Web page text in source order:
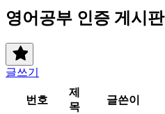
영어공부 인증 게시판
글쓰기
번호
제
목
글쓴이